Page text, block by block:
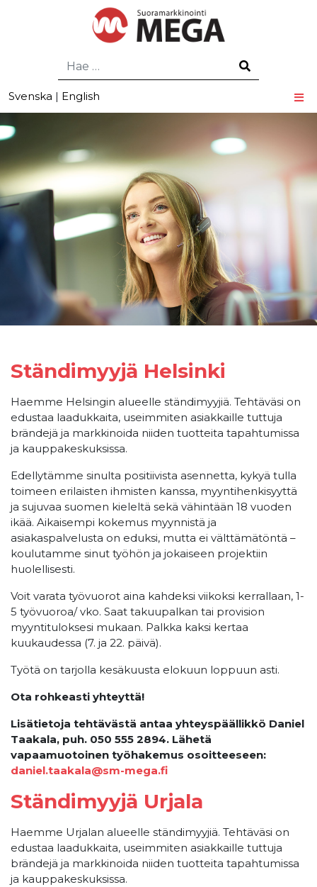
Hae
Svenska | English
Ständimyyjä Helsinki
Haemme Helsingin alueelle ständimyyjiä. Tehtäväsi on
edustaa laadukkaita, useimmiten asiakkaille tuttuja
brändejä ja markkinoida niiden tuotteita tapahtumissa
ja kauppakeskuksissa.
Edellytämme sinulta positiivista asennetta, kykyä tulla
toimeen erilaisten ihmisten kanssa, myyntihenkisyyttä
ja sujuvaa suomen kieleltä sekä vähintään 18 vuoden
ikää. Aikaisempi kokemus myynnistä ja
asiakaspalvelusta on eduksi, mutta ei välttämätöntä –
koulutamme sinut työhön ja jokaiseen projektiin
huolellisesti.
Voit varata työvuorot aina kahdeksi viikoksi kerrallaan, 1-
5 työvuoroa/ vko. Saat takuupalkan tai provision
myyntituloksesi mukaan. Palkka kaksi kertaa
kuukaudessa (7. ja 22. päivä).
Työtä on tarjolla kesäkuusta elokuun loppuun asti.
Ota rohkeasti yhteyttä!
Lisätietoja tehtävästä antaa yhteyspäällikkö Daniel
Taakala, puh. 050 555 2894. Lähetä
vapaamuotoinen työhakemus osoitteeseen:
daniel.taakala@sm-mega.fi
Ständimyyjä Urjala
Haemme Urjalan alueelle ständimyyjiä. Tehtäväsi on
edustaa laadukkaita, useimmiten asiakkaille tuttuja
brändejä ja markkinoida niiden tuotteita tapahtumissa
ja kauppakeskuksissa.